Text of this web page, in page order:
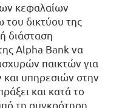
κεφαλαίων
δικτύου της
διάσταση
Alpha Bank να
παικτών για
υπηρεσιών στην
και κατά το
τη συγκρότηση